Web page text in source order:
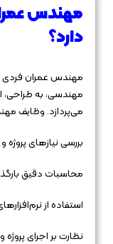
مهندس
دارد؟
مهندس عمران فردی
مهندسی، به طراحی،
می‌پردازد. وظایف
بررسی نیازهای پروژه
محاسبات دقیق
استفاده از
نظارت بر اجرای